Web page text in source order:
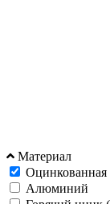
Материал
Оцинкованная
Алюминий